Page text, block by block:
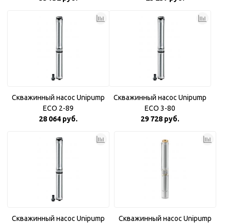
Скважинный насос Unipump
ECO 2-89
28 064 руб.
Скважинный насос Unipump
ECO 3-80
29 728 руб.
Скважинный насос Unipump
Скважинный насос Unipump